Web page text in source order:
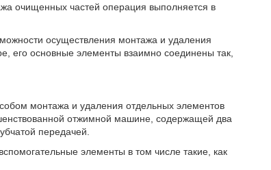
очищенных частей операция выполняется в
осуществления монтажа и удаления
его основные элементы взаимно соединены так,
монтажа и удаления отдельных элементов
отжимной машине, содержащей два
передачей.
элементы в том числе такие, как